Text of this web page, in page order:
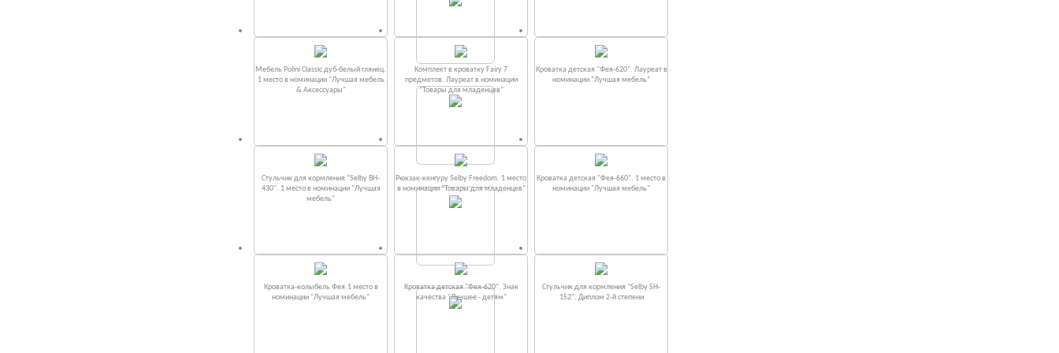
Мебель Polini Classic дуб-белый глянец.
1 место в номинации "Лучшая мебель
& Аксессуары"
Комплект в кроватку Fаiry 7
предметов. Лауреат в номинации
“Товары для младенцев”
Кроватка детская "Фея-620". Лауреат в
номинации “Лучшая мебель”
Стульчик для кормления "Selby BH-
430". 1 место в номинации "Лучшая
мебель"
Рюкзак-кенгуру Selby Freedom. 1 место
в номинации “Товары для младенцев”
Кроватка детская "Фея-660". 1 место в
номинации "Лучшая мебель"
Кроватка-колыбель Фея.1 место в
номинации "Лучшая мебель"
Кроватка детская "Фея-620". Знак
качества "Лучшее - детям"
Стульчик для кормления "Selby SH-
152". Диплом 2-й степени